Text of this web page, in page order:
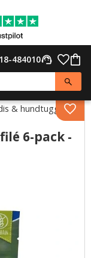
support_agent
484010
& hundtugg
6-pack -